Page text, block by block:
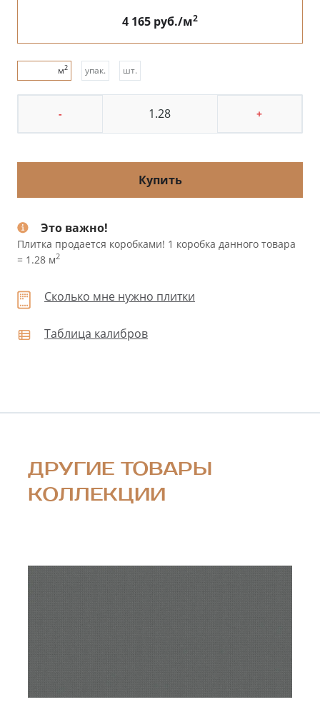
4 165 руб./м2
м2 упак. шт.
- +
Купить
Это важно!
Плитка продается коробками! 1 коробка данного товара
= 1.28 м2
Сколько мне нужно плитки
Таблица калибров
ДРУГИЕ ТОВАРЫ
КОЛЛЕКЦИИ